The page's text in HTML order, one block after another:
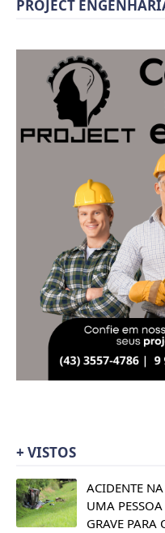
PROJECT
+ VISTOS
ACIDENTE
UMA
GRAVE PARA